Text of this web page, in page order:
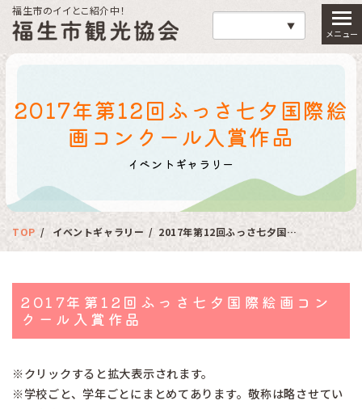
福生市のイイとこ紹介中！
福生市観光協会
2017年第12回ふっさ七夕国際絵
画コンクール入賞作品
イベントギャラリー
TOP イベントギャラリー 2017年第12回ふっさ七夕国際絵画コンクール入賞作品
2017年第12回ふっさ七夕国際絵画コン
クール入賞作品
※クリックすると拡大表示されます。
※学校ごと、学年ごとにまとめてあります。敬称は略させてい